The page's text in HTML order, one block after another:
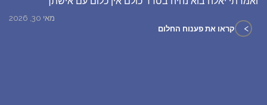
מאי 30, 2026
> קראו את פענוח החלום